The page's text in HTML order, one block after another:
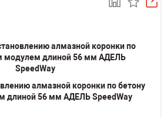
алмазной коронки по бетону
длиной 56 мм АДЕЛЬ SpeedWay